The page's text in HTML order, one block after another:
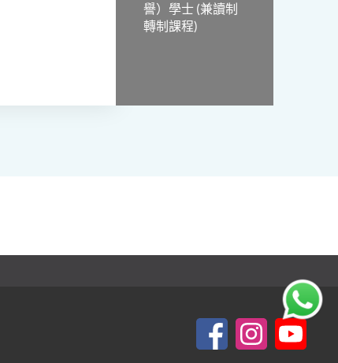
譽）學士 (兼讀制
轉制課程)